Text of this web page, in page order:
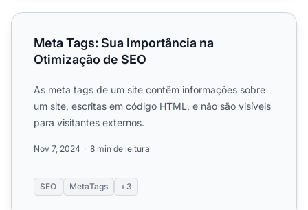
Meta Tags: Sua Importância na Otimização de SEO
Meta Tags: Sua Importância na
Otimização de SEO
As meta tags de um site contêm informações sobre
um site, escritas em código HTML, e não são visíveis
para visitantes externos.
Nov 7, 2024 8 min de leitura
SEO MetaTags +3